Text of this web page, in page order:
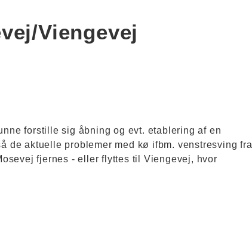
Viengevej
forstille sig åbning og evt. etablering af en
de aktuelle problemer med kø ifbm. venstresving fra
fjernes - eller flyttes til Viengevej, hvor